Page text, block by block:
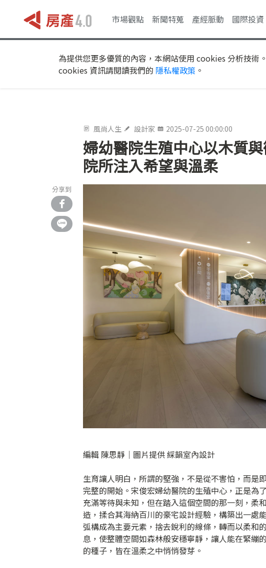
市場觀點 新聞特蒐 產經脈動 國際投資
為提供您更多優質的內容，本網站使用 cookies 分析技
cookies 資訊請閱讀我們的 隱私權政策 。
風尚人生 設計家 2025-07-25 00:00:00
婦幼醫院生殖中心以木質
院所注入希望與溫柔
分享到
編輯 陳思靜｜圖片提供 綵韻室內設計
生育讓人明白，所謂的堅強，不是從不害怕，而是
完整的開始。宋俊宏婦幼醫院的生殖中心，正是為
充滿等待與未知，但在踏入這個空間的那一刻，柔
造，揉合其海納百川的豪宅設計經驗，構築出一處
弧構成為主要元素，捨去銳利的線條，轉而以柔和
息，使整體空間如森林般安穩寧靜，讓人能在緊繃
的種子，皆在溫柔之中悄悄發芽。